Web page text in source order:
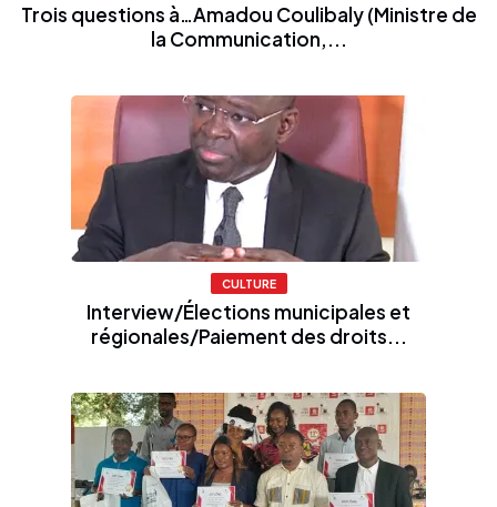
Trois questions à…Amadou Coulibaly (Ministre de
la Communication,...
CULTURE
Interview/Élections municipales et
régionales/Paiement des droits...